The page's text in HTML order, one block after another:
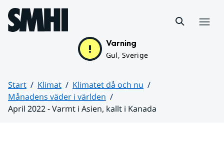
Hoppa till sidans innehåll
Varning
Gul, Sverige
Start Klimat
Klimatet då och nu
Månadens väder i världen
April 2022 - Varmt i Asien, kallt i Kanada